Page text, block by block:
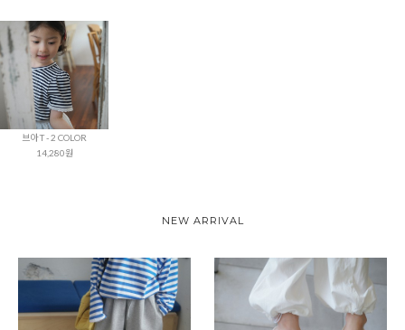
브아 T - 2 COLOR
14,280원
NEW ARRIVAL